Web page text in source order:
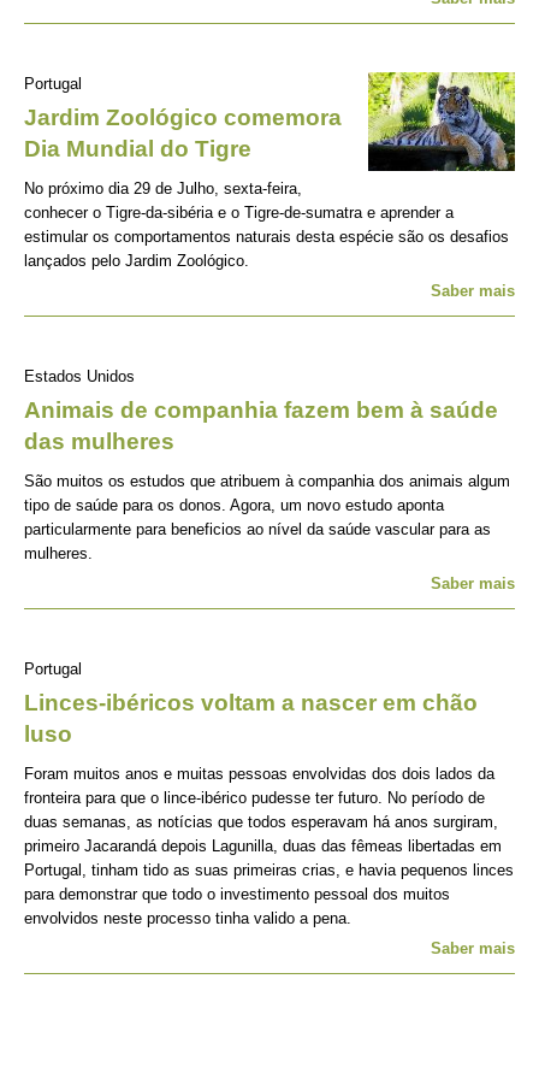
Portugal
Jardim Zoológico comemora
Dia Mundial do Tigre
No próximo dia 29 de Julho, sexta-feira,
conhecer o Tigre-da-sibéria e o Tigre-de-sumatra e aprender a
estimular os comportamentos naturais desta espécie são os desafios
lançados pelo Jardim Zoológico.
Saber mais
Estados Unidos
Animais de companhia fazem bem à saúde
das mulheres
São muitos os estudos que atribuem à companhia dos animais algum
tipo de saúde para os donos. Agora, um novo estudo aponta
particularmente para beneficios ao nível da saúde vascular para as
mulheres.
Saber mais
Portugal
Linces-ibéricos voltam a nascer em chão
luso
Foram muitos anos e muitas pessoas envolvidas dos dois lados da
fronteira para que o lince-ibérico pudesse ter futuro. No período de
duas semanas, as notícias que todos esperavam há anos surgiram,
primeiro Jacarandá depois Lagunilla, duas das fêmeas libertadas em
Portugal, tinham tido as suas primeiras crias, e havia pequenos linces
para demonstrar que todo o investimento pessoal dos muitos
envolvidos neste processo tinha valido a pena.
Saber mais